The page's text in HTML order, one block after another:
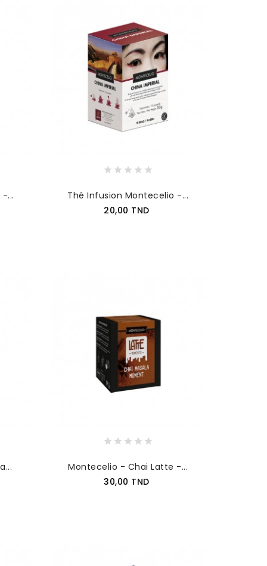
...
Thé Infusion Montecelio -...
Prix
20,00 TND
AJOUTER AU PANIER
Montecelio - Chai Latte -...
Prix
30,00 TND